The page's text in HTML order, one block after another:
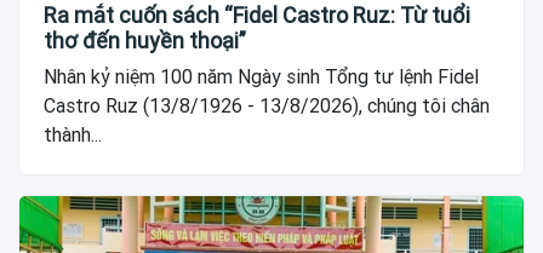
Ra mắt cuốn sách “Fidel Castro Ruz: Từ tuổi
thơ đến huyền thoại”
Nhân kỷ niệm 100 năm Ngày sinh Tổng tư lệnh Fidel
Castro Ruz (13/8/1926 - 13/8/2026), chúng tôi chân
thành...